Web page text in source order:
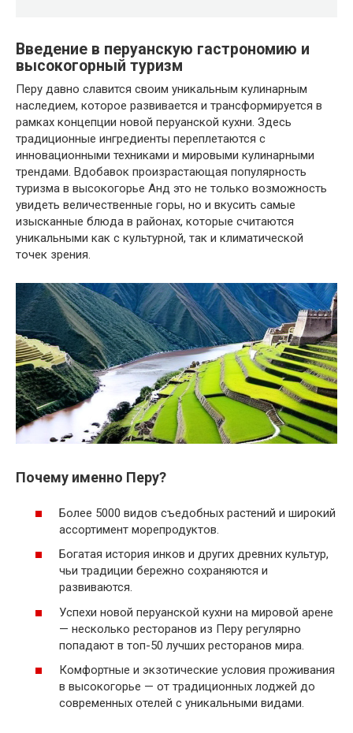
Введение в перуанскую гастрономию и
высокогорный туризм
Перу давно славится своим уникальным кулинарным
наследием, которое развивается и трансформируется в
рамках концепции новой перуанской кухни. Здесь
традиционные ингредиенты переплетаются с
инновационными техниками и мировыми кулинарными
трендами. Вдобавок произрастающая популярность
туризма в высокогорье Анд это не только возможность
увидеть величественные горы, но и вкусить самые
изысканные блюда в районах, которые считаются
уникальными как с культурной, так и климатической
точек зрения.
Почему именно Перу?
Более 5000 видов съедобных растений и широкий
ассортимент морепродуктов.
Богатая история инков и других древних культур,
чьи традиции бережно сохраняются и
развиваются.
Успехи новой перуанской кухни на мировой арене
— несколько ресторанов из Перу регулярно
попадают в топ-50 лучших ресторанов мира.
Комфортные и экзотические условия проживания
в высокогорье — от традиционных лоджей до
современных отелей с уникальными видами.